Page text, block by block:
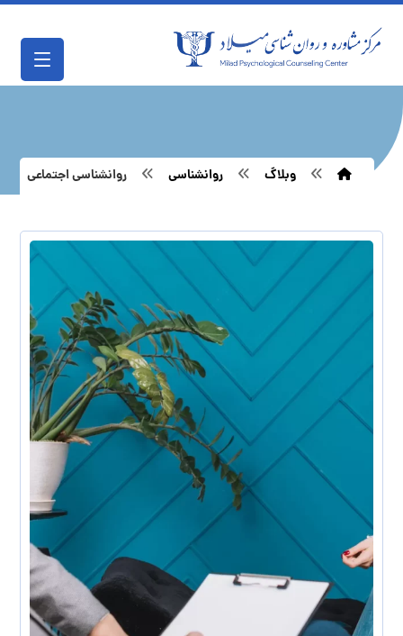
وبلاگ روانشناسی روانشناسی اجتماعی